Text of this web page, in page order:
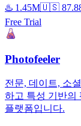
♨️ 1.45M🇺🇸
Free Trial
Photofeeler
전문, 데이트, 소
하고 특성 기반의
플랫폼입니다.